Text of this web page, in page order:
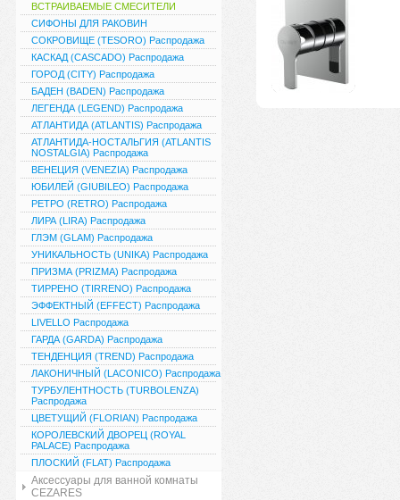
ВСТРАИВАЕМЫЕ СМЕСИТЕЛИ
СИФОНЫ ДЛЯ РАКОВИН
СОКРОВИЩЕ (TESORO) Распродажа
КАСКАД (CASCADO) Распродажа
ГОРОД (CITY) Распродажа
БАДЕН (BADEN) Распродажа
ЛЕГЕНДА (LEGEND) Распродажа
АТЛАНТИДА (ATLANTIS) Распродажа
АТЛАНТИДА-НОСТАЛЬГИЯ (ATLANTIS
NOSTALGIA) Распродажа
ВЕНЕЦИЯ (VENEZIA) Распродажа
ЮБИЛЕЙ (GIUBILEO) Распродажа
РЕТРО (RETRO) Распродажа
ЛИРА (LIRA) Распродажа
ГЛЭМ (GLAM) Распродажа
УНИКАЛЬНОСТЬ (UNIKA) Распродажа
ПРИЗМА (PRIZMA) Распродажа
ТИРРЕНО (TIRRENO) Распродажа
ЭФФЕКТНЫЙ (EFFECT) Распродажа
LIVELLO Распродажа
ГАРДА (GARDA) Распродажа
ТЕНДЕНЦИЯ (TREND) Распродажа
ЛАКОНИЧНЫЙ (LACONICO) Распродажа
ТУРБУЛЕНТНОСТЬ (TURBOLENZA)
Распродажа
ЦВЕТУЩИЙ (FLORIAN) Распродажа
КОРОЛЕВСКИЙ ДВОРЕЦ (ROYAL
PALACE) Распродажа
ПЛОСКИЙ (FLAT) Распродажа
Аксессуары для ванной комнаты
CEZARES